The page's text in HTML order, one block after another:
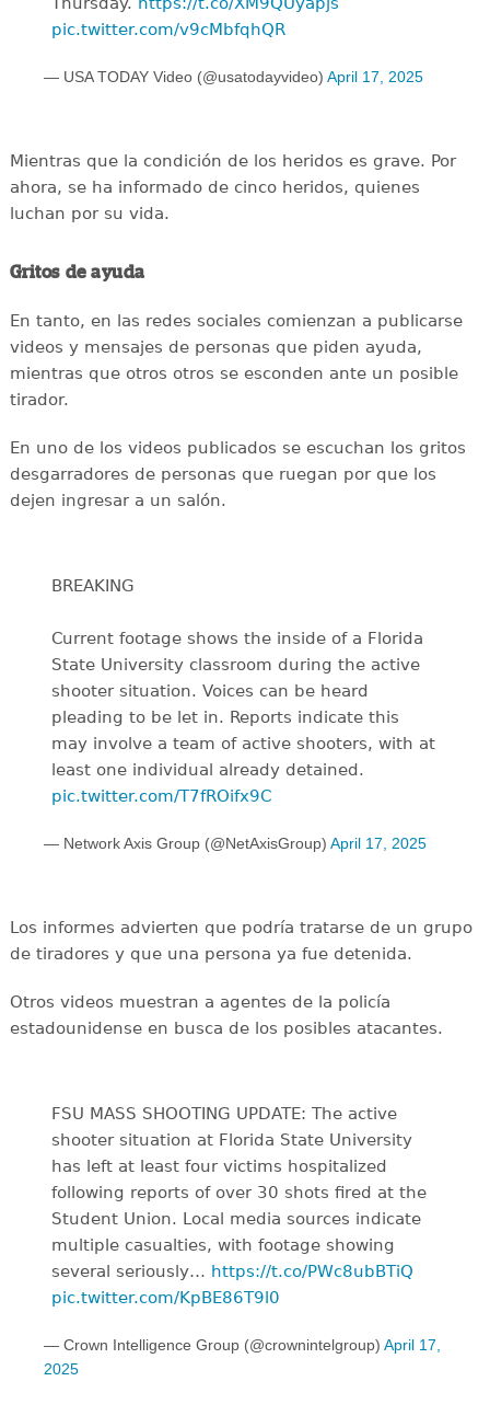
pic.twitter.com/v9cMbfqhQR
— USA TODAY Video (@usatodayvideo) April 17, 2025
Mientras que la condición de los heridos es grave. Por
ahora, se ha informado de cinco heridos, quienes
luchan por su vida.
Gritos de ayuda
En tanto, en las redes sociales comienzan a publicarse
videos y mensajes de personas que piden ayuda,
mientras que otros otros se esconden ante un posible
tirador.
En uno de los videos publicados se escuchan los gritos
desgarradores de personas que ruegan por que los
dejen ingresar a un salón.
BREAKING
Current footage shows the inside of a Florida
State University classroom during the active
shooter situation. Voices can be heard
pleading to be let in. Reports indicate this
may involve a team of active shooters, with at
least one individual already detained.
pic.twitter.com/T7fROifx9C
— Network Axis Group (@NetAxisGroup) April 17, 2025
Los informes advierten que podría tratarse de un grupo
de tiradores y que una persona ya fue detenida.
Otros videos muestran a agentes de la policía
estadounidense en busca de los posibles atacantes.
FSU MASS SHOOTING UPDATE: The active
shooter situation at Florida State University
has left at least four victims hospitalized
following reports of over 30 shots fired at the
Student Union. Local media sources indicate
multiple casualties, with footage showing
several seriously… https://t.co/PWc8ubBTiQ
pic.twitter.com/KpBE86T9l0
— Crown Intelligence Group (@crownintelgroup) April 17,
2025